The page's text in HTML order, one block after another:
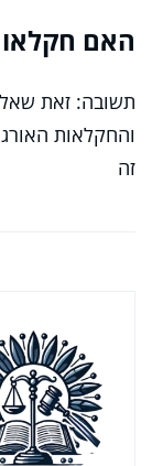
האם
תשובה: זאת
והחקלאות
זה